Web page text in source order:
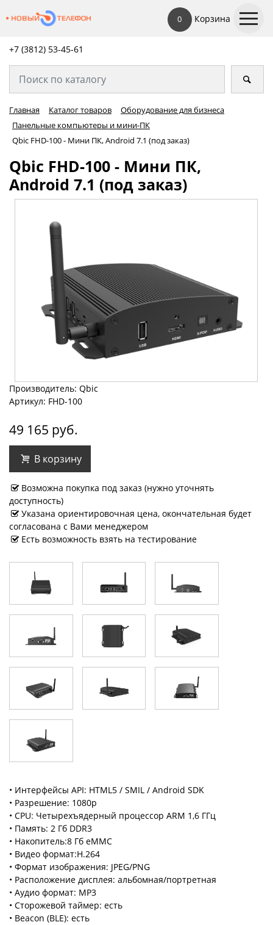
0 Корзина
+7 (3812) 53-45-61
Главная Каталог товаров
Оборудование для бизнеса
Панельные компьютеры и мини-ПК
Qbic FHD-100 - Мини ПК, Android 7.1 (под заказ)
Qbic FHD-100 - Мини ПК,
Android 7.1 (под заказ)
Производитель: Qbic
Артикул: FHD-100
49 165 руб.
В корзину
Возможна покупка под заказ (нужно уточнять
доступность)
Указана ориентировочная цена, окончательная будет
согласована с Вами менеджером
Есть возможность взять на тестирование
• Интерфейсы API: HTML5 / SMIL / Android SDK
• Разрешение: 1080p
• CPU: Четырехъядерный процессор ARM 1,6 ГГц
• Память: 2 Гб DDR3
• Накопитель:8 Гб eMMC
• Видео формат:H.264
• Формат изображения: JPEG/PNG
• Расположение дисплея: альбомная/портретная
• Аудио формат: MP3
• Сторожевой таймер: есть
• Beacon (BLE): есть